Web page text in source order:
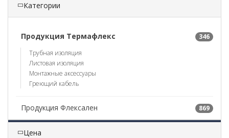
Категории
Продукция Термафлекс
346
Трубная изоляция
Листовая изоляция
Монтажные аксессуары
Греющий кабель
Продукция Флексален 869
Цена